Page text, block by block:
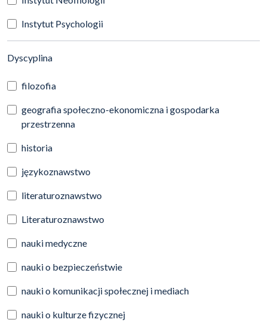
Instytut Psychologii
Dyscyplina(automatyczne przeładowanie treści)
filozofia
geografia społeczno-ekonomiczna i gospodarka
przestrzenna
historia
językoznawstwo
literaturoznawstwo
Literaturoznawstwo
nauki medyczne
nauki o bezpieczeństwie
nauki o komunikacji społecznej i mediach
nauki o kulturze fizycznej